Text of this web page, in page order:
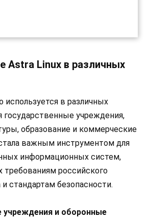
Astra Linux в различных
используется в различных
государственные учреждения,
образование и коммерческие
важным инструментом для
информационных систем,
российского
стандартам безопасности.
учреждения и оборонные